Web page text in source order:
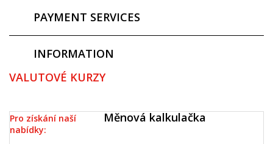
PAYMENT SERVICES
INFORMATION
VALUTOVÉ KURZY
Pro získání naší
nabídky:
Měnová kalkulačka